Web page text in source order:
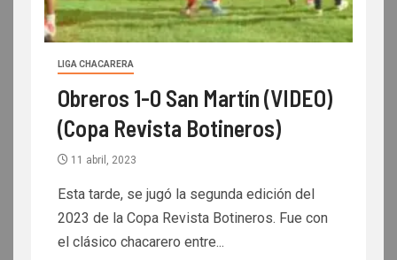
LIGA CHACARERA
Obreros 1-0 San Martín (VIDEO)
(Copa Revista Botineros)
11 abril, 2023
Esta tarde, se jugó la segunda edición del
2023 de la Copa Revista Botineros. Fue con
el clásico chacarero entre...